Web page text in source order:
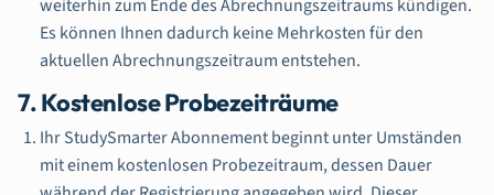
weiterhin zum Ende des Abrechnungszeitraums kündigen.
Es können Ihnen dadurch keine Mehrkosten für den
aktuellen Abrechnungszeitraum entstehen.
7. Kostenlose Probezeiträume
Ihr StudySmarter Abonnement beginnt unter Umständen
mit einem kostenlosen Probezeitraum, dessen Dauer